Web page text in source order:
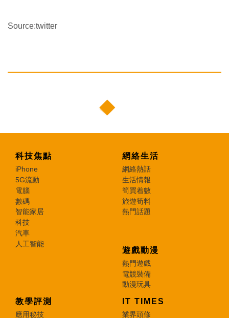
Source:twitter
科技焦點
iPhone
5G流動
電腦
數碼
智能家居
科技
汽車
人工智能
網絡生活
網絡熱話
生活情報
筍買着數
旅遊筍料
熱門話題
遊戲動漫
熱門遊戲
電競裝備
動漫玩具
教學評測
應用秘技
IT TIMES
業界頭條